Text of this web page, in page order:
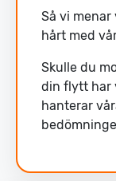
Så vi
hårt med
Skulle du
din flytt har
hanterar